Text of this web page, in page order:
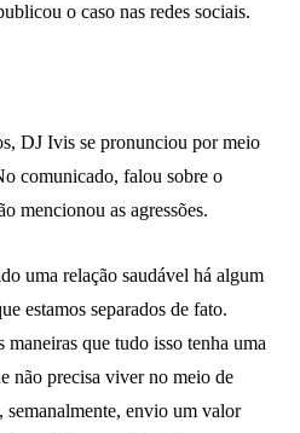
o caso nas redes sociais.
DJ Ivis se pronunciou por meio
comunicado, falou sobre o
mencionou as agressões.
uma relação saudável há algum
estamos separados de fato.
maneiras que tudo isso tenha uma
não precisa viver no meio de
semanalmente, envio um valor